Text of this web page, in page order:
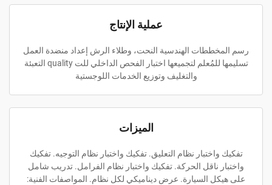
عملية الإنتاج
رسم المخططات الهندسية النحت، وطلاء الرش إعداد منضدة العمل
تسليمها للمُعلم لتجميعها اختبار الفحص الداخلي للت quality التعبئة
والتغليف وتوزيع الخدمات اللوجستية
الميزات
تفكيك واختبار نظام التعليق. تفكيك واختبار نظام التوجيه. تفكيك
واختبار ناقل الحركة. تفكيك واختبار نظام الفرامل. تدريب شامل
على هيكل السيارة. عرض ديناميكي لكل نظام. المواصفات الفنية: